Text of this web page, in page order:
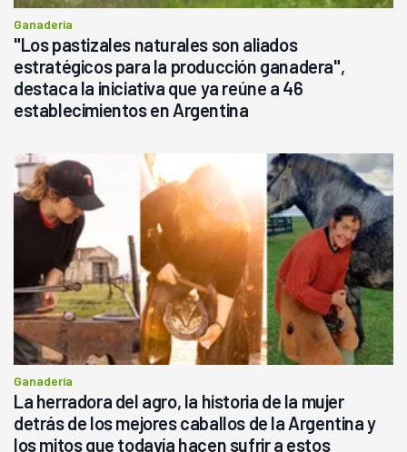
Ganadería
"Los pastizales naturales son aliados
estratégicos para la producción ganadera",
destaca la iniciativa que ya reúne a 46
establecimientos en Argentina
Ganadería
La herradora del agro, la historia de la mujer
detrás de los mejores caballos de la Argentina y
los mitos que todavía hacen sufrir a estos